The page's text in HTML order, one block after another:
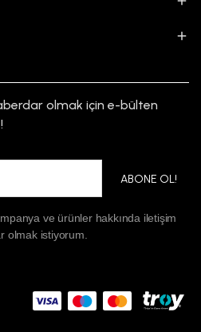
olmak için e-bülten
ABONE OL!
ve ürünler hakkında iletişim
olmak istiyorum.